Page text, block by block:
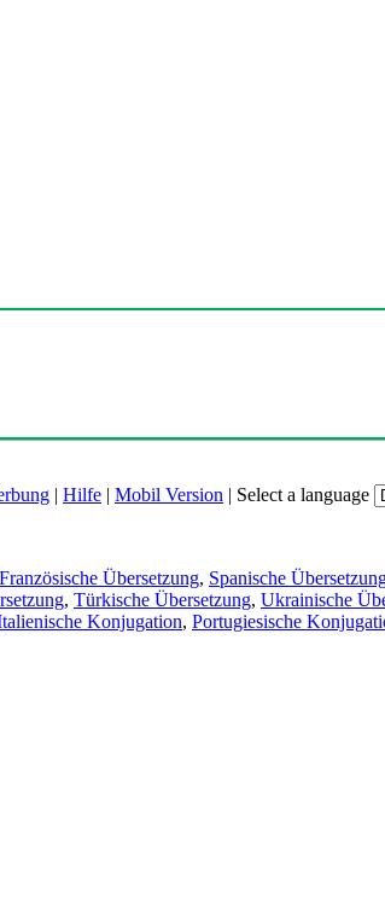
| Hilfe | Mobil Version | Select a language
Französische Übersetzung, Spanische
, Türkische Übersetzung, Ukrainische
Konjugation, Portugiesische